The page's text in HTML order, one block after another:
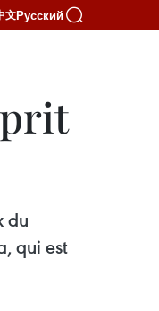
文Русский
du
qui est